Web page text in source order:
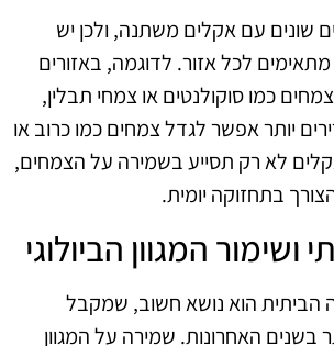
שונים עם אקלים משתנה, ולכן יש
לכל אזור. לדוגמה, באזורים
כמו סוקולנטים או צמחי תבלין,
יותר אפשר לגדל צמחים כמו כרוב או
לא רק תסייע בשמירה על הצמחים,
בתחזוקה יומית.
ושימור המגוון הביולוגי
הביתית הוא נושא חשוב, שמקבל
בשנים האחרונות. שמירה על המגוון